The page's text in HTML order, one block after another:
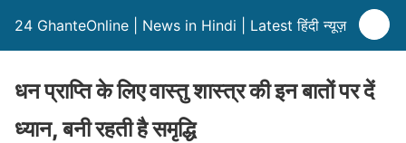
24 GhanteOnline | News in Hindi | Latest हिंदी न्यूज़
धन प्राप्ति के लिए वास्तु शास्त्र की इन बातों पर दें
ध्यान, बनी रहती है समृद्धि